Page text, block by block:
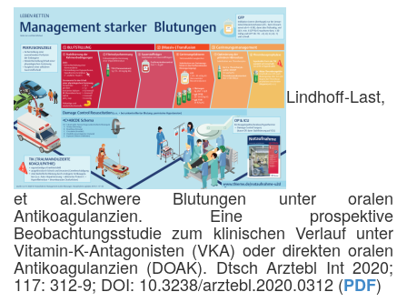
Lindhoff-Last,
et al.Schwere Blutungen unter oralen
Antikoagulanzien. Eine prospektive
Beobachtungsstudie zum klinischen Verlauf unter
Vitamin-K-Antagonisten (VKA) oder direkten oralen
Antikoagulanzien (DOAK). Dtsch Arztebl Int 2020;
117: 312-9; DOI: 10.3238/arztebl.2020.0312 (PDF)